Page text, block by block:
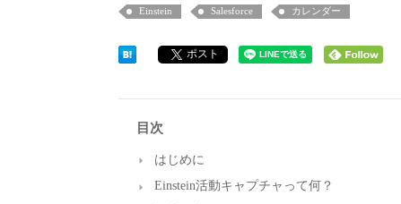
Einstein Salesforce カレンダー
ポスト
目次
はじめに
Einstein活動キャプチャって何？